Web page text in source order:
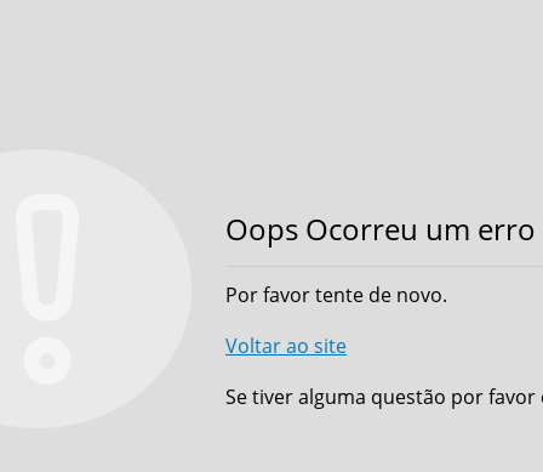
Oops Ocorreu um
Por favor tente de novo.
Voltar ao site
Se tiver alguma questão por favor